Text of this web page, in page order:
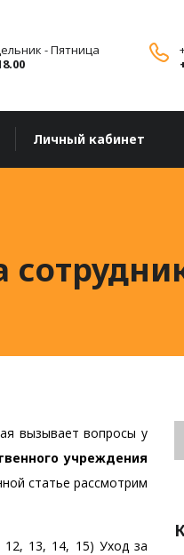
- Пятница
Личный кабинет
вызывает вопросы у
учреждения
статье рассмотрим
12, 13, 14, 15) Уход за